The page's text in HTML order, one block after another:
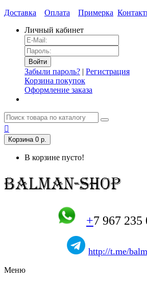
Доставка Оплата Примерка
Личный кабинет
Забыли пароль? | Регистрация
Корзина покупок
Оформление заказа
Корзина 0 р.
В корзине пусто!
+7 967 235
http://t.me/
Меню